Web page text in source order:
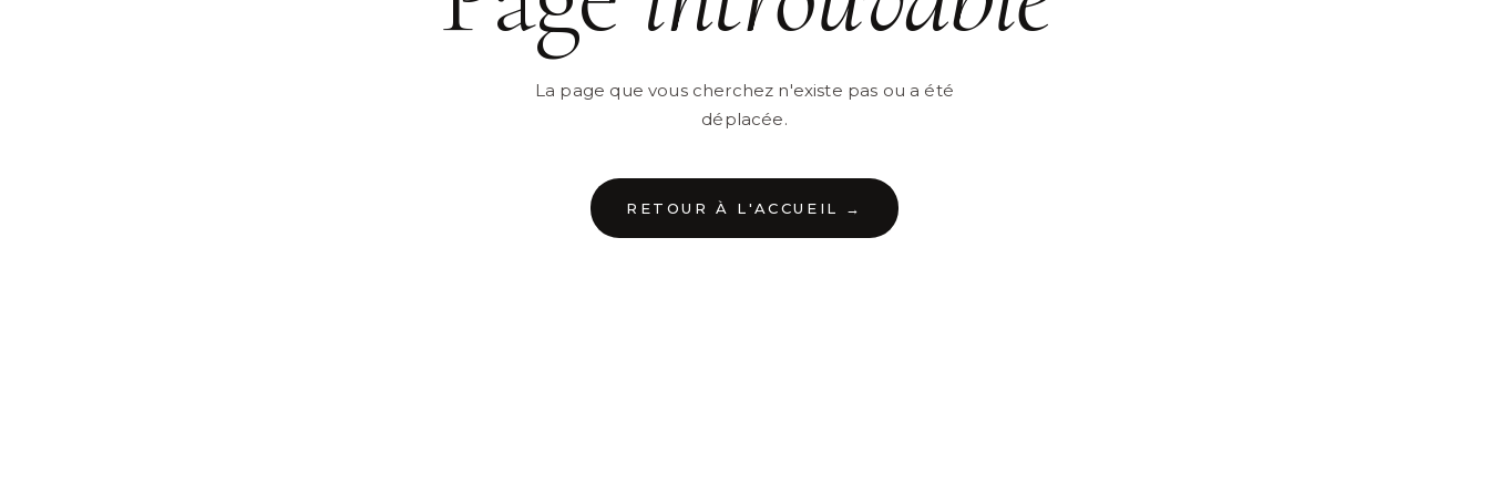
La page que vous cherchez n'existe pas ou a été
déplacée.
RETOUR À L'ACCUEIL →